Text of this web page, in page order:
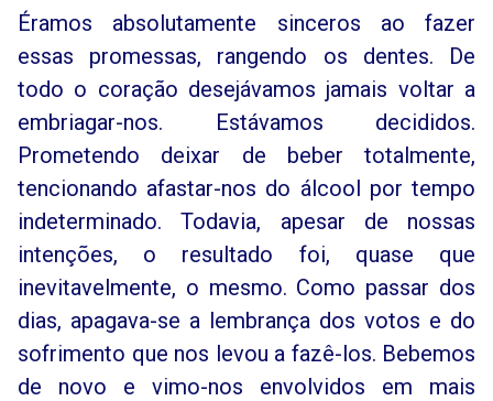
Éramos absolutamente sinceros ao fazer
essas promessas, rangendo os dentes. De
todo o coração desejávamos jamais voltar a
embriagar-nos. Estávamos decididos.
Prometendo deixar de beber totalmente,
tencionando afastar-nos do álcool por tempo
indeterminado. Todavia, apesar de nossas
intenções, o resultado foi, quase que
inevitavelmente, o mesmo. Como passar dos
dias, apagava-se a lembrança dos votos e do
sofrimento que nos levou a fazê-los. Bebemos
de novo e vimo-nos envolvidos em mais